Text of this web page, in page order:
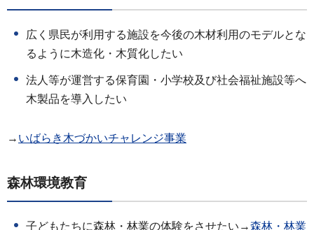
広く県民が利用する施設を今後の木材利用のモデルとな
るように木造化・木質化したい
法人等が運営する保育園・小学校及び社会福祉施設等へ
木製品を導入したい
→ いばらき木づかいチャレンジ事業
森林環境教育
子どもたちに森林・林業の体験をさせたい→森林・林業